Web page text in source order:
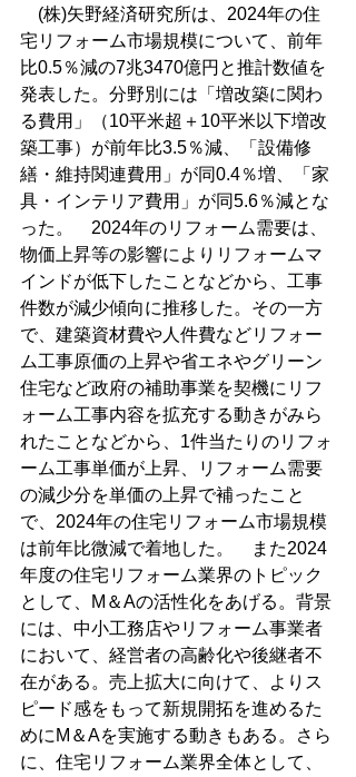
(株)矢野経済研究所は、2024年の住
宅リフォーム市場規模について、前年
比0.5％減の7兆3470億円と推計数値を
発表した。分野別には「増改築に関わ
る費用」（10平米超＋10平米以下増改
築工事）が前年比3.5％減、「設備修
繕・維持関連費用」が同0.4％増、「家
具・インテリア費用」が同5.6％減とな
った。　2024年のリフォーム需要は、
物価上昇等の影響によりリフォームマ
インドが低下したことなどから、工事
件数が減少傾向に推移した。その一方
で、建築資材費や人件費などリフォー
ム工事原価の上昇や省エネやグリーン
住宅など政府の補助事業を契機にリフ
ォーム工事内容を拡充する動きがみら
れたことなどから、1件当たりのリフォ
ーム工事単価が上昇、リフォーム需要
の減少分を単価の上昇で補ったこと
で、2024年の住宅リフォーム市場規模
は前年比微減で着地した。　また2024
年度の住宅リフォーム業界のトピック
として、M＆Aの活性化をあげる。背景
には、中小工務店やリフォーム事業者
において、経営者の高齢化や後継者不
在がある。売上拡大に向けて、よりス
ピード感をもって新規開拓を進めるた
めにM＆Aを実施する動きもある。さら
に、住宅リフォーム業界全体として、